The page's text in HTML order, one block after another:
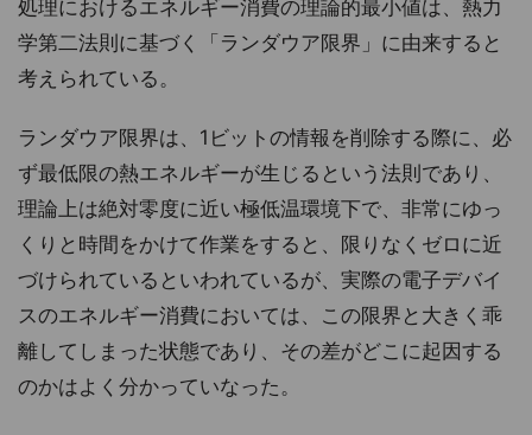
処理におけるエネルギー消費の理論的最小値は、熱力
学第二法則に基づく「ランダウア限界」に由来すると
考えられている。
ランダウア限界は、1ビットの情報を削除する際に、必
ず最低限の熱エネルギーが生じるという法則であり、
理論上は絶対零度に近い極低温環境下で、非常にゆっ
くりと時間をかけて作業をすると、限りなくゼロに近
づけられているといわれているが、実際の電子デバイ
スのエネルギー消費においては、この限界と大きく乖
離してしまった状態であり、その差がどこに起因する
のかはよく分かっていなった。